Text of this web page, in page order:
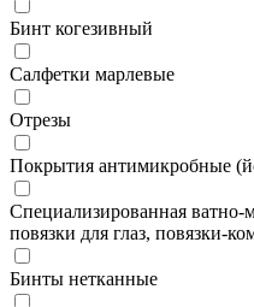
Бинт когезивный
Салфетки марлевые
Отрезы
Покрытия антимикробные
Специализированная
повязки для глаз, повязки-
Бинты нетканные